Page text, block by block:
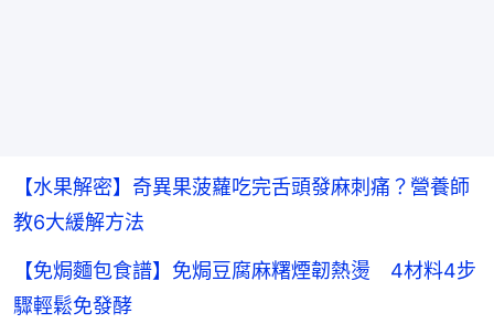
【水果解密】奇異果菠蘿吃完舌頭發麻刺痛？營養師
教6大緩解方法
【免焗麵包食譜】免焗豆腐麻糬煙韌熱燙 4材料4步
驟輕鬆免發酵